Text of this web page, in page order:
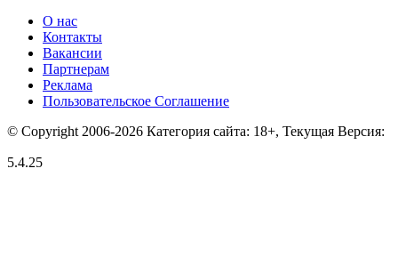
О нас
Контакты
Вакансии
Партнерам
Реклама
Пользовательское Соглашение
© Copyright 2006-2026 Категория сайта: 18+, Текущая Версия:
5.4.25